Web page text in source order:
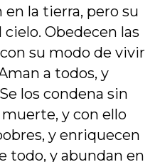
en la tierra, pero su
Obedecen las
su modo de vivir
a todos, y
los condena sin
muerte, y con ello
y enriquecen
todo, y abundan en